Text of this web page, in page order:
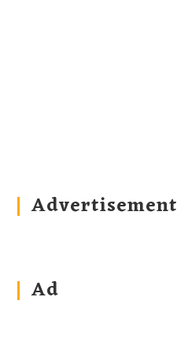
Advertisement
Ad